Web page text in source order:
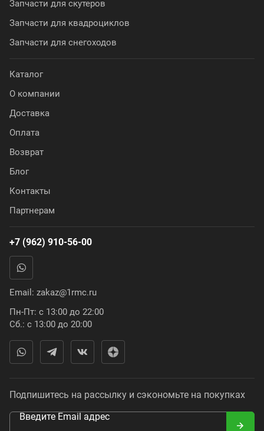
Запчасти для скутеров
Запчасти для квадроциклов
Запчасти для снегоходов
Каталог
О компании
Доставка
Оплата
Возврат
Блог
Контакты
Партнерам
+7 (962) 910-56-00
Email: zakaz@1rmc.ru
Пн-Пт: с 13:00 до 22:00
Сб.: с 13:00 до 20:00
Подпишитесь на рассылку и сэкономьте на покупках
Введите Email адрес